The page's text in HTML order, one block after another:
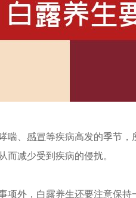
喘、 感冒等疾病高发的季节
而减少受到疾病的侵扰。
项外，白露养生还要注意保